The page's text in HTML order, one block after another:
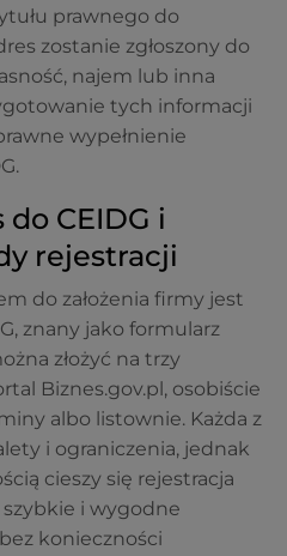
prawnego do
zostanie zgłoszony do
najem lub inna
tych informacji
wypełnienie
CEIDG i
rejestracji
do założenia firmy jest
znany jako formularz
złożyć na trzy
Biznes.gov.pl, osobiście
albo listownie. Każda z
i ograniczenia, jednak
cieszy się rejestracja
i wygodne
konieczności